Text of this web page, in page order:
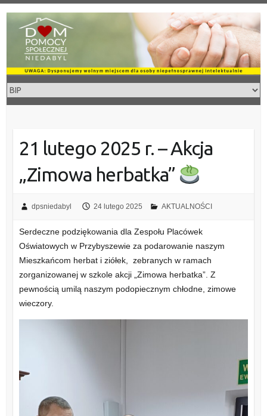
content
21 lutego 2025 r. – Akcja
„Zimowa herbatka”
dpsniedabyl 24 lutego 2025 AKTUALNOŚCI
Serdeczne podziękowania dla Zespołu Placówek
Oświatowych w Przybyszewie za podarowanie naszym
Mieszkańcom herbat i ziółek, zebranych w ramach
zorganizowanej w szkole akcji „Zimowa herbatka”. Z
pewnością umilą naszym podopiecznym chłodne, zimowe
wieczory.